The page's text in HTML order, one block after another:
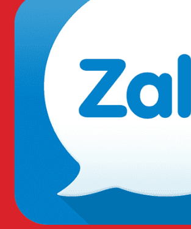
HỖ TRỢ KHÁCH HÀNG
TƯ VẤN KỸ THUẬT:
Hotline: 0909.568.729
TƯ VẤN SẢN PHẨM:
Hotline: 0909.568.729
Thanh toán - vận chuyển
Chính sách bảo hành